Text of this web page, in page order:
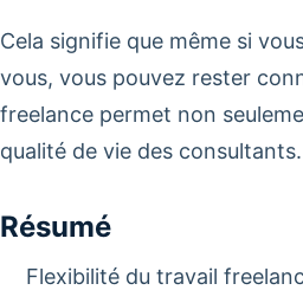
Cela signifie que même si
vous, vous pouvez rester
freelance permet non
qualité de vie des consultants.
Résumé
Flexibilité du travail